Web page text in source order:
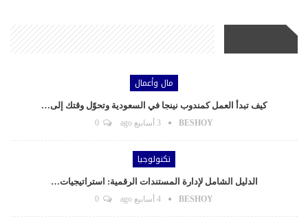
مال وأعمال
كيف تبدأ العمل كمندوب نينجا في السعودية وتحوّل وقتك إلى…
BESHOY 3 أسابيع ago
تكنولوجيا
الدليل الشامل لإدارة المستندات الرقمية: استراتيجيات…
BESHOY 4 أسابيع ago